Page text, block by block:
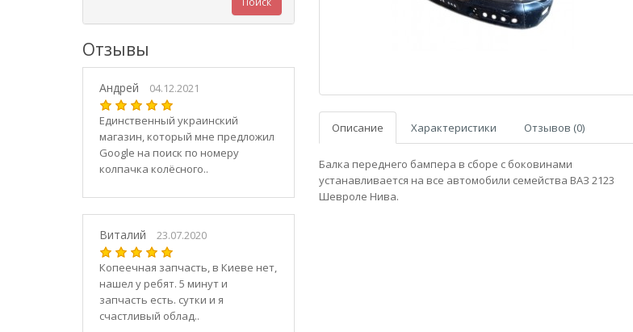
11186
1119
11190
11194
2101
21010
2102
21020
21040
21044
21047
Отзывы
Андрей 04.12.2021
Единственный украинский
магазин, который мне предложил
Google на поиск по номеру
колпачка колёсного..
Виталий 23.07.2020
Копеечная запчасть, в Киеве нет,
нашел у ребят. 5 минут и
запчасть есть. сутки и я
счастливый облад..
Описание Характеристики Отзывов (0)
Балка переднего бампера в сборе с боковинами
устанавливается на все автомобили семейства ВАЗ 2123
Шевроле Нива.